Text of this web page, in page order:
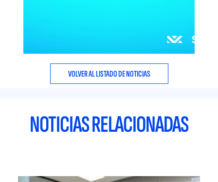
VOLVER AL LISTADO DE NOTICIAS
NOTICIAS RELACIONADAS